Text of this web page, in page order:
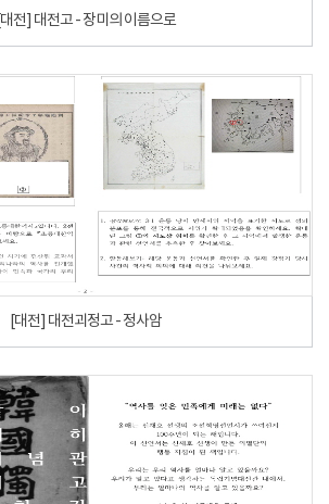
[대전] 대전고 - 장미의 이름으로
[대전] 대전괴정고 - 정사암